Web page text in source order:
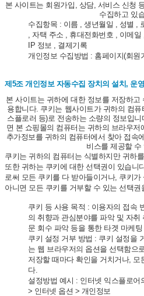
본 사이트는 회원가입, 상담, 서비스 신청
수집하고 있
수집항목 : 이름 , 생년월일 , 성별 ,
, 자택 주소 , 휴대전화번호 , 이메
IP 정보 , 결제기록
개인정보 수집방법 : 홈페이지(회원
제5조 개인정보 자동수집 장치의 설치, 운
본 사이트는 귀하에 대한 정보를 저장하고
용합니다. 쿠키는 웹사이트가 귀하의 컴
스플로러 등)로 전송하는 소량의 정보입
면 본 쇼핑몰의 컴퓨터는 귀하의 브라우
추가정보를 귀하의 컴퓨터에서 찾아 접속
비스를 제공할 수
쿠키는 귀하의 컴퓨터는 식별하지만 귀하
또한 귀하는 쿠키에 대한 선택권이 있습니
로써 모든 쿠키를 다 받아들이거나, 쿠키
아니면 모든 쿠키를 거부할 수 있는 선택
쿠키 등 사용 목적 : 이용자의 접속
의 취향과 관심분야를 파악 및 자
문 회수 파악 등을 통한 타겟 마케
쿠키 설정 거부 방법 : 쿠키 설정을
는 웹 브라우저의 옵션을 선택함으
저장할 때마다 확인을 거치거나,
다.
설정방법 예시 : 인터넷 익스플로
> 인터넷 옵션 > 개인정보